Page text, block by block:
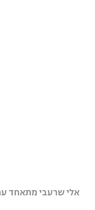
אלי שרעבי מתאחד